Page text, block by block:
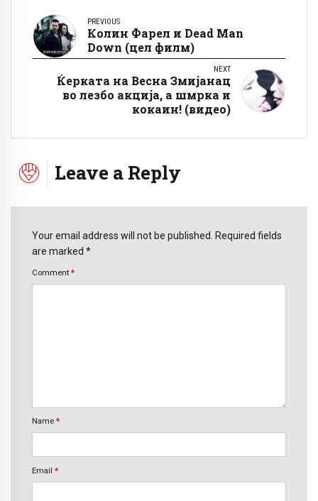
PREVIOUS
Колин Фарел и Dead Man
Down (цел филм)
NEXT
Ќерката на Весна Змијанац
во лезбо акција, а шмрка и
кокаин! (видео)
Leave a Reply
Your email address will not be published. Required fields
are marked *
Comment *
Name *
Email *